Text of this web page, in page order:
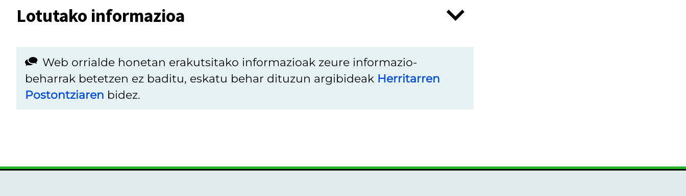
Lotutako informazioa
Web orrialde honetan erakutsitako informazioak zeure informazio-
beharrak betetzen ez baditu, eskatu behar dituzun argibideak Herritarren
Postontziaren bidez.